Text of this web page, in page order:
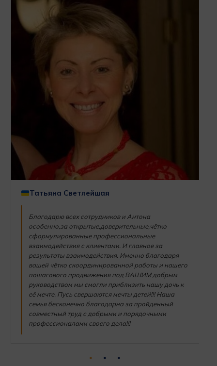
Татьяна Светлейшая
Благодарю всех сотрудников и Антона
особенно,за открытые,доверительные,чётко
сформулированные профессиональные
взаимодействия с клиентами. И главное за
результаты взаимодействия. Именно благодаря
вашей чётко скоординированной работы и нашего
пошагового продвижения под ВАШИМ добрым
руководством мы смогли приблизить нашу дочь к
её мечте. Пусь свершаются мечты детей!!! Наша
семья бесконечно благодарна за пройденный
совместный труд с добрыми и порядочными
профессионалами своего дела!!!